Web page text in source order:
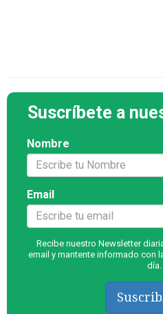
Suscríbete a
Nombre
Email
Recibe nuestro Newsletter
email y mantente informado con
día.